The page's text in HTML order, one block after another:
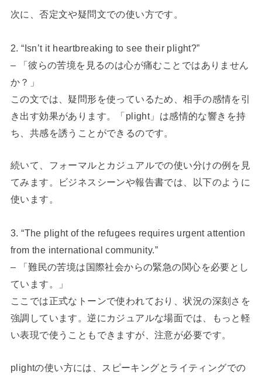
次に、否定文や疑問文での使い方です。
2. “Isn’t it heartbreaking to see their plight?”
– 「彼らの苦境を見るのは心が痛むことではありません
か？」
この文では、疑問形を使っているため、相手の感情を引
き出す効果があります。「plight」は感情的な響きを持
ち、共感を誘うことができるのです。
続いて、フォーマルとカジュアルでの使い分けの例を見
てみます。ビジネスシーンや報告書では、以下のように
使います。
3. “The plight of the refugees requires urgent attention
from the international community.”
– 「難民の苦境は国際社会からの緊急の関心を必要とし
ています。」
ここでは正式なトーンで使われており、状況の深刻さを
強調しています。逆にカジュアルな場面では、もっと軽
い表現で使うこともできますが、注意が必要です。
plightの使い方には、スピーキングとライティングでの